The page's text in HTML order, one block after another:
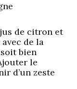
de citron et
de la
soit bien
le
d’un zeste